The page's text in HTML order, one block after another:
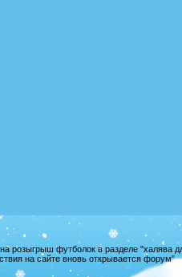
розыгрыш футболок в разделе "халява
на сайте вновь открывается форум"